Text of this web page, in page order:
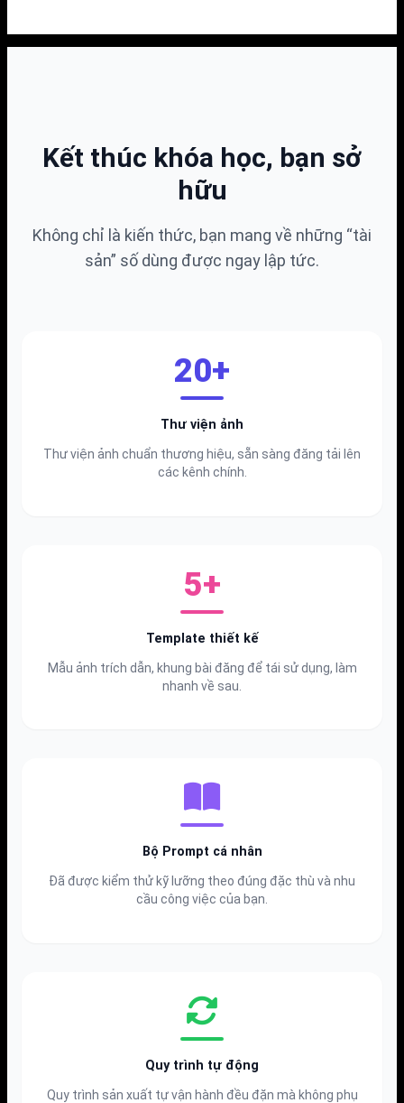
Kết thúc khóa học, bạn sở
hữu
Không chỉ là kiến thức, bạn mang về những “tài
sản” số dùng được ngay lập tức.
20+
Thư viện ảnh
Thư viện ảnh chuẩn thương hiệu, sẵn sàng đăng tải lên
các kênh chính.
5+
Template thiết kế
Mẫu ảnh trích dẫn, khung bài đăng để tái sử dụng, làm
nhanh về sau.
Bộ Prompt cá nhân
Đã được kiểm thử kỹ lưỡng theo đúng đặc thù và nhu
cầu công việc của bạn.
Quy trình tự động
Quy trình sản xuất tự vận hành đều đặn mà không phụ